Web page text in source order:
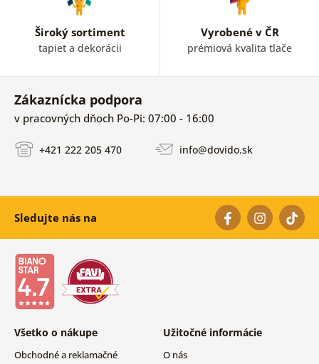
Široký sortiment
tapiet a dekorácii
Vyrobené v ČR
prémiová kvalita tlače
Zákaznícka podpora
v pracovných dňoch Po-Pi: 07:00 - 16:00
+421 222 205 470 info@dovido.sk
Sledujte nás na
Všetko o nákupe
Obchodné a reklamačné
Užitočné informácie
O nás